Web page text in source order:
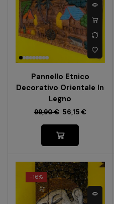
Pannello Etnico
Decorativo Orientale In
Legno
99,90€ 56,15 €
-16%